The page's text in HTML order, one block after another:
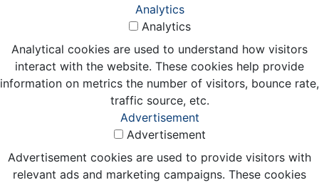
Analytics
Analytics
Analytical cookies are used to understand how visitors
interact with the website. These cookies help provide
information on metrics the number of visitors, bounce rate,
traffic source, etc.
Advertisement
Advertisement
Advertisement cookies are used to provide visitors with
relevant ads and marketing campaigns. These cookies